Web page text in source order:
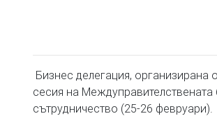
Бизнес делегация,
сесия на
сътрудничество (25-26 февруари).